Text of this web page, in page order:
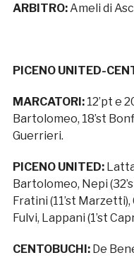
ARBITRO: Ameli di
PICENO UNITED-
MARCATORI: 12’pt e
Bartolomeo, 18’st
Guerrieri.
PICENO UNITED:
Bartolomeo, Nepi
Fratini (11’st Marzetti),
Fulvi, Lappani (1’st
CENTOBUCHI: De